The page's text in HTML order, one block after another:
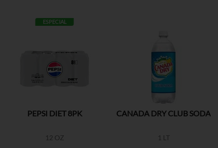
ESPECIAL
PEPSI DIET 8PK
12 OZ
CANADA DRY CLUB SODA
1 LT